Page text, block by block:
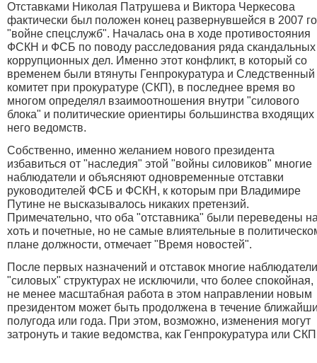
Отставками Николая Патрушева и Виктора Черкесова
фактически был положен конец развернувшейся в 2007
"войне спецслужб". Началась она в ходе противостояния
ФСКН и ФСБ по поводу расследования ряда скандальных
коррупционных дел. Именно этот конфликт, в который со
временем были втянуты Генпрокуратура и Следственный
комитет при прокуратуре (СКП), в последнее время во
многом определял взаимоотношения внутри "силового
блока" и политические ориентиры большинства входящих
него ведомств.
Собственно, именно желанием нового президента
избавиться от "наследия" этой "войны силовиков" многие
наблюдатели и объясняют одновременные отставки
руководителей ФСБ и ФСКН, к которым при Владимире
Путине не высказывалось никаких претензий.
Примечательно, что оба "отставника" были переведены
хоть и почетные, но не самые влиятельные в
плане должности, отмечает "Время новостей".
После первых назначений и отставок многие
"силовых" структурах не исключили, что более спокойная,
не менее масштабная работа в этом направлении новым
президентом может быть продолжена в течение
полугода или года. При этом, возможно, изменения могут
затронуть и такие ведомства, как Генпрокуратура или